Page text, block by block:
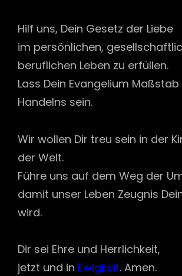
Hilf uns, Dein Gesetz der Liebe
im persönlichen,
beruflichen Leben zu erfüllen.
Lass Dein Evangelium
Handelns sein.
Wir wollen Dir treu sein in der
der Welt.
Führe uns auf dem Weg der
damit unser Leben Zeugnis
wird.
Dir sei Ehre und Herrlichkeit,
jetzt und in Ewigkeit. Amen.